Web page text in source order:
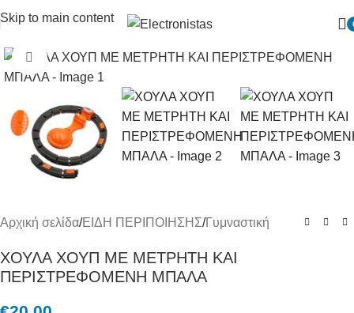
Skip to main content
Πατήστε για μεγένθυση
Αρχική σελίδα/ΕΙΔΗ ΠΕΡΙΠΟΙΗΣΗΣ/Γυμναστική
ΧΟΥΛΑ ΧΟΥΠ ΜΕ ΜΕΤΡΗΤΗ ΚΑΙ
ΠΕΡΙΣΤΡΕΦΟΜΕΝΗ ΜΠΑΛΑ